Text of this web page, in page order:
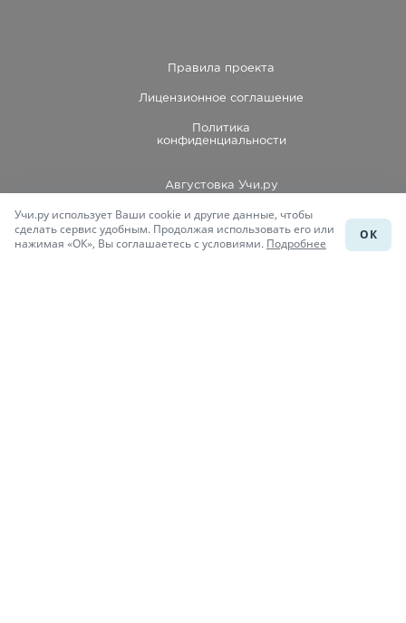
Правила проекта
Лицензионное соглашение
Политика
конфиденциальности
Августовка Учи.ру
Каталог школ
Подготовка к уроку
Учи.ру использует Ваши cookie и другие данные, чтобы
сделать сервис удобным. Продолжая использовать его или
нажимая «ОК», Вы соглашаетесь с условиями. Подробнее
ОК